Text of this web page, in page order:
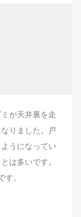
が天井裏を走
りました。戸
うになってい
は多いです。
。